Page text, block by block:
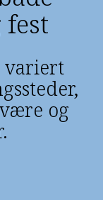
variert
og